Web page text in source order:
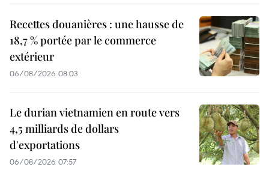
Recettes douanières : une hausse de
18,7 % portée par le commerce
extérieur
06/08/2026 08:03
Le durian vietnamien en route vers
4,5 milliards de dollars
d'exportations
06/08/2026 07:57